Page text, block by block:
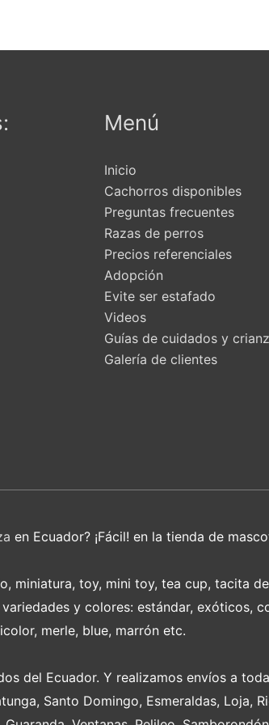
Menú
Inicio
Cachorros disponibles
Preguntas frecuentes
Razas de perros
Precios referenciales
Adopción
Evite ser estafado
Videos
Guías de cuidados y
Galería de clientes
en Ecuador? ¡Fácil! en la tienda de
miniatura, toy, mini toy, tea cup, tacita
y colores: estándar, exóticos,
merle, blue, marrón etc.
del Ecuador. Y realizamos envíos a
Santo Domingo, Esmeraldas, Loja,